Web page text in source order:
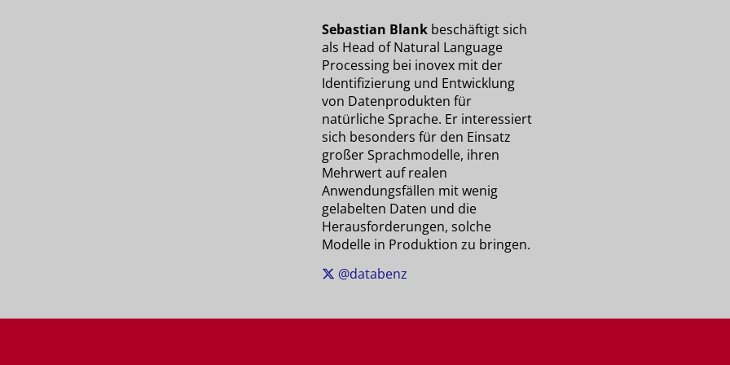
Sebastian Blankbeschäftigt sich
als Head of Natural Language
Processing bei inovex mit der
Identifizierung und Entwicklung
von Datenprodukten für
natürliche Sprache. Er interessiert
sich besonders für den Einsatz
großer Sprachmodelle, ihren
Mehrwert auf realen
Anwendungsfällen mit wenig
gelabelten Daten und die
Herausforderungen, solche
Modelle in Produktion zu bringen.
@databenz